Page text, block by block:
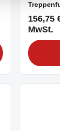
156,75
MwSt.